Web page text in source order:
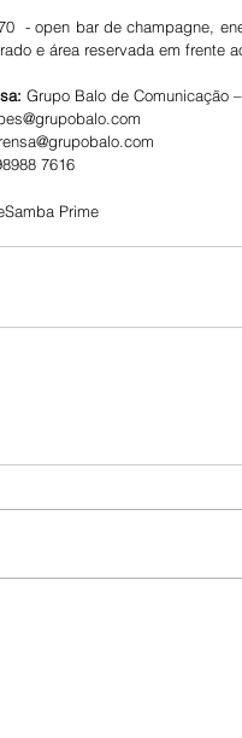
- open bar de champagne,
e área reservada em frente
Grupo Balo de Comunicação
7616
Samba Prime